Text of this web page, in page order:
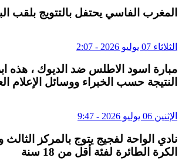
المغرب الفاسي يحتفل بالتتويج بلقب
الثلاثاء 07 يوليو 2026 - 2:07
مبارة اسود الاطلس ضد الديوك ، هذه
النتيجة حسب الخبراء ووسائل الإعلام
الإثنين 06 يوليو 2026 - 9:47
نادي الواحة لفجيج يتوج بالمركز
الكرة الطائرة لفئة أقل من 18 سنة